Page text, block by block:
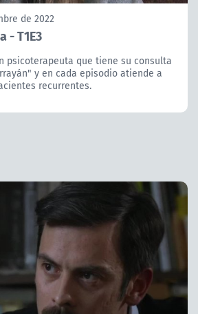
de 2022
- T1E3
psicoterapeuta que tiene su consulta
y en cada episodio atiende a
recurrentes.